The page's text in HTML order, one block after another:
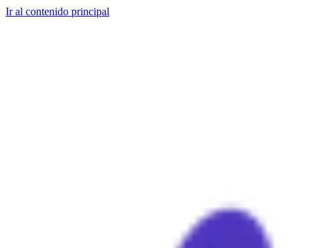
Ir al contenido principal